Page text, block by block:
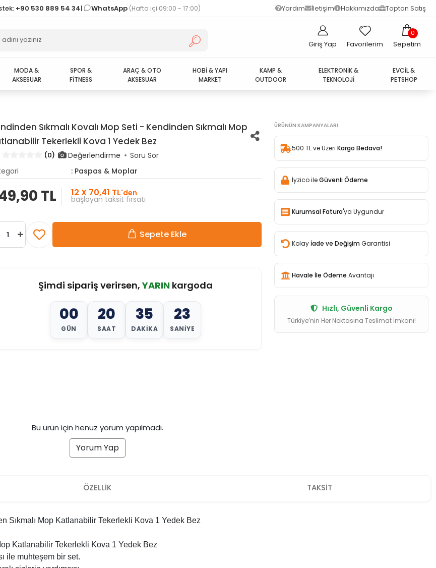
+90 530 889 54 34| WhatsApp (Hafta içi 09:00 - 17:00) Yardım İletişim Hakkımızda Toptan Satış
Giriş Yap Favorilerim
0
Sepetim
MODA &
AKSESUAR
SPOR &
FİTNESS
ARAÇ & OTO
AKSESUAR
HOBİ & YAPI
MARKET
KAMP &
OUTDOOR
ELEKTRONİK &
TEKNOLOJİ
EVCİL &
PETSHOP
Sıkmalı Kovalı Mop Seti - Kendinden Sıkmalı Mop
Tekerlekli Kova 1 Yedek Bez
(0) Değerlendirme
Soru Sor
: Paspas & Moplar
TL 12 X 70,41 TL'den
başlayan taksit fırsatı
Sepete Ekle
Şimdi sipariş verirsen,YARIN kargoda
00
GÜN
20
SAAT
35
DAKIKA
21
SANIYE
ÜRÜNÜN KAMPANYALARI
500 TL ve Üzeri Kargo Bedava!
İyzico ileGüvenli Ödeme
Kurumsal Fatura'ya Uygundur
Kolay İade ve Değişim Garantisi
Havale İle Ödeme Avantajı
Hızlı, Güvenli Kargo
Türkiye’nin Her Noktasına Teslimat İmkanı!
Yorum Yap
ÖZELLİK TAKSİT
Katlanabilir Tekerlekli Kova 1 Yedek Bez
ile muhteşem bir set.
sizlerin yardımcısı.